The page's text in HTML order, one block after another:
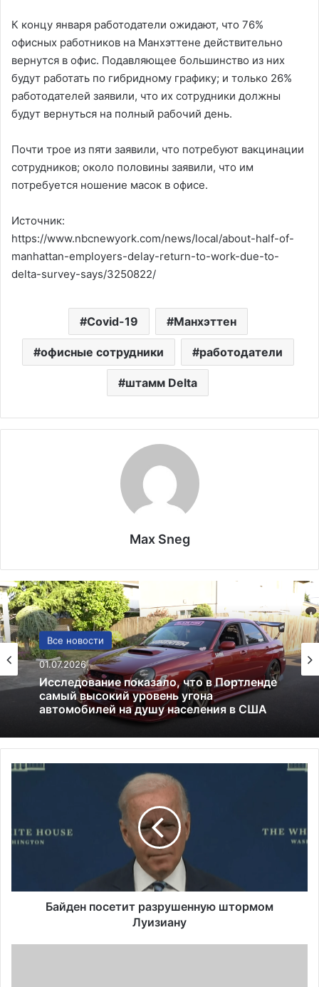
К концу января работодатели ожидают, что 76%
офисных работников на Манхэттене действительно
вернутся в офис. Подавляющее большинство из них
будут работать по гибридному графику; и только 26%
работодателей заявили, что их сотрудники должны
будут вернуться на полный рабочий день.
Почти трое из пяти заявили, что потребуют вакцинации
сотрудников; около половины заявили, что им
потребуется ношение масок в офисе.
Источник:
https://www.nbcnewyork.com/news/local/about-half-of-
manhattan-employers-delay-return-to-work-due-to-
delta-survey-says/3250822/
Covid-19 Манхэттен
офисные сотрудники работодатели
штамм Delta
Max Sneg
Все новости
01.07.2026
Исследование показало, что в Портленде
самый высокий уровень угона
автомобилей на душу населения в США
Лекарства и аптеки
05.05.2026
Глицин — это фейк или реальное
средство
Б
е
н
с
Байден посетит разрушенную штормом
Луизиану